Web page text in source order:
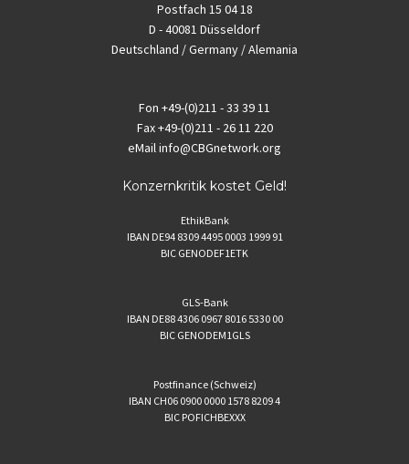
Postfach 15 04 18
D - 40081 Düsseldorf
Deutschland / Germany / Alemania
Fon +49-(0)211 - 33 39 11
Fax+49-(0)211 - 26 11 220
eMailinfo@CBGnetwork.org
Konzernkritik kostet Geld!
EthikBank
IBAN DE94 8309 4495 0003 1999 91
BIC GENODEF1ETK
GLS-Bank
IBAN DE88 4306 0967 8016 5330 00
BIC GENODEM1GLS
Postfinance (Schweiz)
IBAN CH06 0900 0000 1578 8209 4
BIC POFICHBEXXX